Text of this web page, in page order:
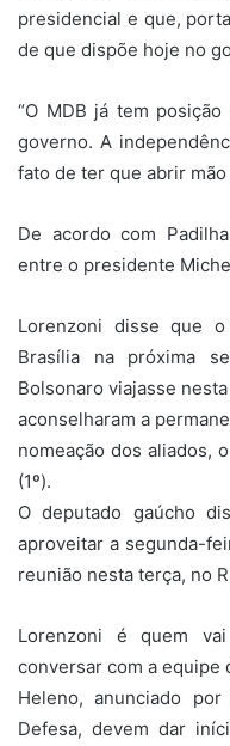
presidencial e que,
de que dispõe hoje no
“O MDB já tem
governo. A
fato de ter que abrir mão
De acordo com
entre o presidente
Lorenzoni disse que
Brasília na próxima
Bolsonaro viajasse
aconselharam a
nomeação dos aliados,
(1º).
O deputado gaúcho
aproveitar a segunda-
reunião nesta terça, no
Lorenzoni é quem
conversar com a equipe
Heleno, anunciado
Defesa, devem dar